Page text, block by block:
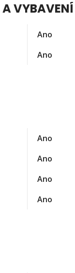
A VYBAVENÍ
Ano
Ano
Ano
Ano
Ano
Ano